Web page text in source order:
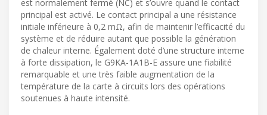
est normalement fermé (NC) et s’ouvre quand le contact
principal est activé. Le contact principal a une résistance
initiale inférieure à 0,2 mΩ, afin de maintenir l’efficacité du
système et de réduire autant que possible la génération
de chaleur interne. Également doté d’une structure interne
à forte dissipation, le G9KA-1A1B-E assure une fiabilité
remarquable et une très faible augmentation de la
température de la carte à circuits lors des opérations
soutenues à haute intensité.